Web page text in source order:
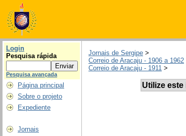
Login
Pesquisa rápida
Pesquisa avançada
Página principal
Sobre o projeto
Expediente
Jornais
Jornais de Sergipe >
Correio de Aracaju - 1906 a 1962
Correio de Aracaju - 1911 >
Utilize